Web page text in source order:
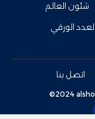
شئون العالم
العدد الورقي
اتصل بنا
©2024